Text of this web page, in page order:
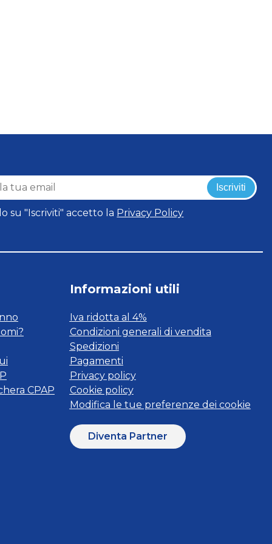
Iscriviti
su "Iscriviti" accetto la Privacy Policy
CPAP
Informazioni utili
Iva ridotta al 4%
Condizioni generali di vendita
Spedizioni
Pagamenti
Privacy policy
Cookie policy
Modifica le tue preferenze dei cookie
Diventa Partner